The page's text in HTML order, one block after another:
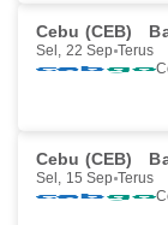
Cebu (CEB)
Sel, 22 Sep Terus
Cebu (CEB)
Sel, 15 Sep Terus